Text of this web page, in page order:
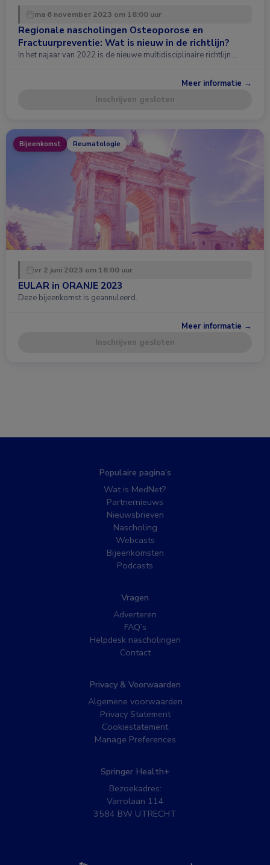
ma 6 november 2023 om 18:00 uur
Regionale nascholingen Osteoporose en
Fractuurpreventie: Wat is nieuw in de richtlijn?
In het najaar van 2022 is de nieuwe multidisciplinaire richtlijn …
Meer informatie →
Inschrijven gesloten
Bijeenkomst Reumatologie
vr 2 juni 2023 om 18:00 uur
EULAR in ORANJE 2023
Deze bijeenkomst is geannuleerd.
Meer informatie →
Inschrijven gesloten
Populaire pagina’s
Wat is MedNet?
Partnernieuws
Nieuwsbrieven
Nascholing
Webcasts
Bijeenkomsten
Podcasts
Vragen
Adverteren
FAQ’s
Helpdesk nascholingen
Contact
Privacy & Voorwaarden
Algemene voorwaarden
Privacy Statement
Cookiestatement
Manage Preferences
Springer Health+
Bezoekadres:
Varrolaan 114
3584 BW UTRECHT